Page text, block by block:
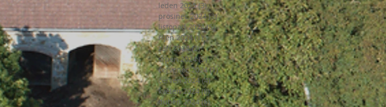
leden 2025 (3)3 příspěvky
prosinec 2024 (3)3 příspěvky
listopad 2024 (5)5 příspěvků
říjen 2024 (1)1 příspěvek
září 2024 (2)2 příspěvky
srpen 2024 (5)5 příspěvků
červenec 2024 (1)1 příspěvek
červen 2024 (4)4 příspěvky
květen 2024 (8)8 příspěvků
duben 2024 (6)6 příspěvků